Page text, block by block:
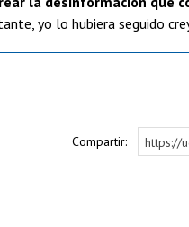
yo lo hubiera seguido
Compartir: https://